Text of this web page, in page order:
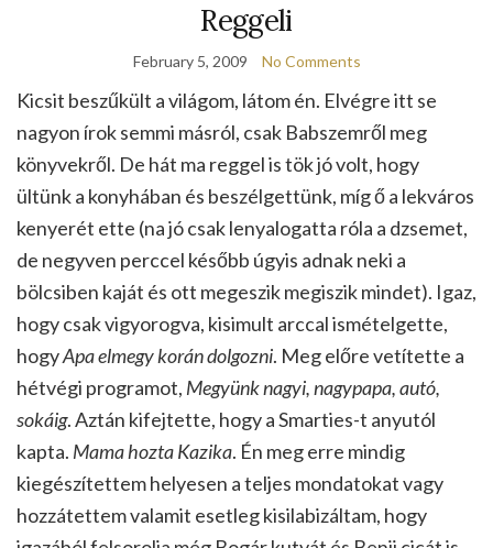
Reggeli
February 5, 2009 No Comments
Kicsit beszűkült a világom, látom én. Elvégre itt se
nagyon írok semmi másról, csak Babszemről meg
könyvekről. De hát ma reggel is tök jó volt, hogy
ültünk a konyhában és beszélgettünk, míg ő a lekváros
kenyerét ette (na jó csak lenyalogatta róla a dzsemet,
de negyven perccel később úgyis adnak neki a
bölcsiben kaját és ott megeszik megiszik mindet). Igaz,
hogy csak vigyorogva, kisimult arccal ismételgette,
hogyApa elmegy korán dolgozni. Meg előre vetítette a
hétvégi programot, Megyünk nagyi, nagypapa, autó,
sokáig. Aztán kifejtette, hogy a Smarties-t anyutól
kapta. Mama hozta Kazika. Én meg erre mindig
kiegészítettem helyesen a teljes mondatokat vagy
hozzátettem valamit esetleg kisilabizáltam, hogy